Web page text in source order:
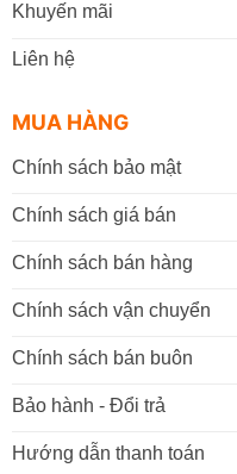
Khuyến mãi
Liên hệ
MUA HÀNG
Chính sách bảo mật
Chính sách giá bán
Chính sách bán hàng
Chính sách vận chuyển
Chính sách bán buôn
Bảo hành - Đổi trả
Hướng dẫn thanh toán